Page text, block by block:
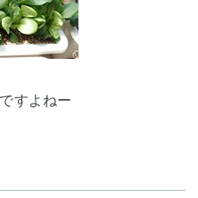
すよねー